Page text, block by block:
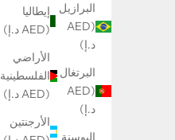
البرازيل
(AED
د.إ)
البرتغال
(AED
د.إ)
إيطاليا
(AED د.إ)
الأراضي
الفلسطينية
(AED د.إ)
الأرجنتين